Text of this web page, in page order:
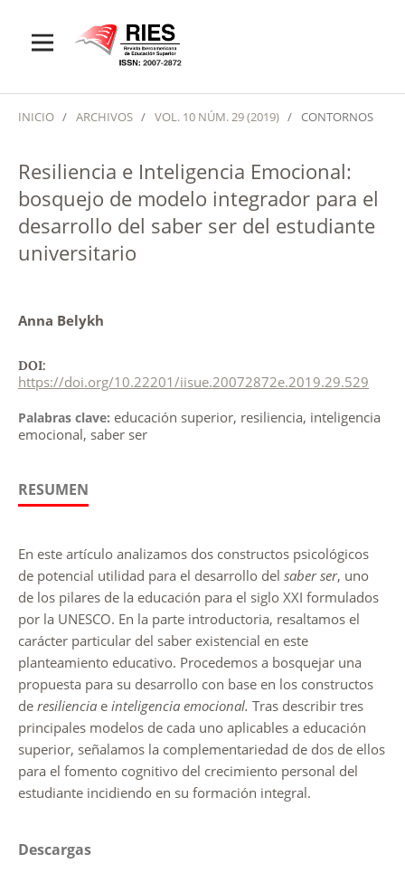
INICIO / ARCHIVOS / VOL. 10 NÚM. 29 (2019) / CONTORNOS
Resiliencia e Inteligencia Emocional:
bosquejo de modelo integrador para el
desarrollo del saber ser del estudiante
universitario
Anna Belykh
DOI:
https://doi.org/10.22201/iisue.20072872e.2019.29.529
Palabras clave: educación superior, resiliencia, inteligencia
emocional, saber ser
RESUMEN
En este artículo analizamos dos constructos psicológicos
de potencial utilidad para el desarrollo del saber ser, uno
de los pilares de la educación para el siglo XXI formulados
por la UNESCO. En la parte introductoria, resaltamos el
carácter particular del saber existencial en este
planteamiento educativo. Procedemos a bosquejar una
propuesta para su desarrollo con base en los constructos
de resiliencia e inteligencia emocional. Tras describir tres
principales modelos de cada uno aplicables a educación
superior, señalamos la complementariedad de dos de ellos
para el fomento cognitivo del crecimiento personal del
estudiante incidiendo en su formación integral.
Descargas